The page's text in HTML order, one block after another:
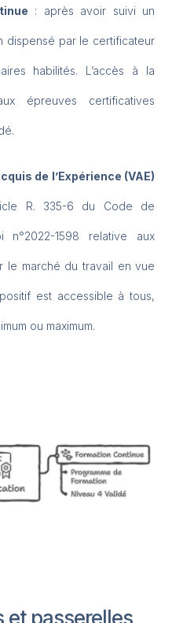
: après avoir suivi un
dispensé par le certificateur
habilités. L’accès à la
épreuves certificatives
de l’Expérience (VAE)
R. 335-6 du Code de
1598 relative aux
le marché du travail en vue
est accessible à tous,
ou maximum.
et passerelles